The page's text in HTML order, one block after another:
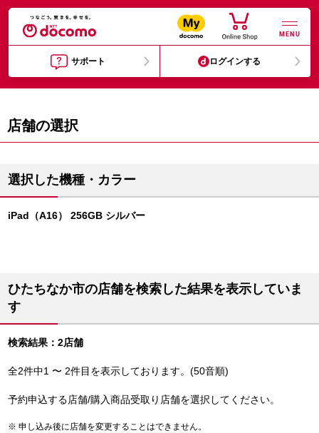
MENU
サポート ログインする
店舗の選択
選択した機種・カラー
iPad（A16） 256GB シルバー
ひたちなか市の店舗を検索した結果を表示していま
す
検索結果：2店舗
全2件中1 〜 2件目を表示しております。(50音順)
予約申込する店舗/購入商品受取り店舗を選択してください。
申し込み後に店舗を変更することはできません。